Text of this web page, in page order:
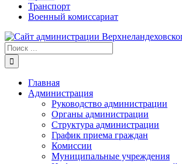
Транспорт
Военный комиссариат
Результат
поиска:
Главная
Администрация
Руководство администрации
Органы администрации
Структура администрации
График приема граждан
Комиссии
Муниципальные учреждения